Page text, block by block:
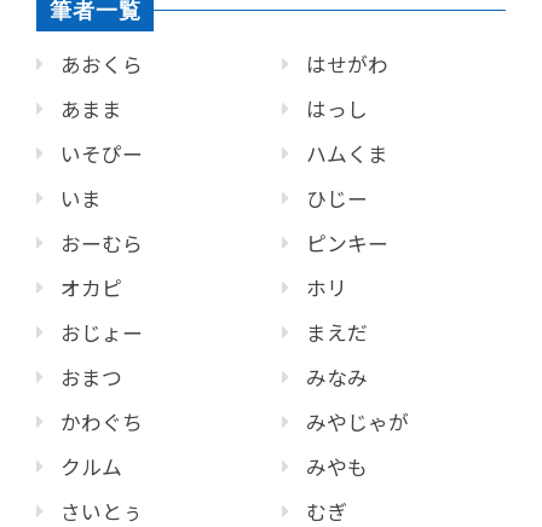
筆者一覧
あおくら
あまま
いそぴー
いま
おーむら
オカピ
おじょー
おまつ
かわぐち
クルム
さいとぅ
はせがわ
はっし
ハムくま
ひじー
ピンキー
ホリ
まえだ
みなみ
みやじゃが
みやも
むぎ